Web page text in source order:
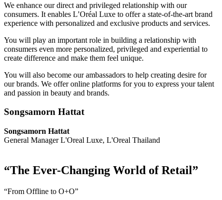
We enhance our direct and privileged relationship with our
consumers. It enables L’Oréal Luxe to offer a state-of-the-art brand
experience with personalized and exclusive products and services.
You will play an important role in building a relationship with
consumers even more personalized, privileged and experiential to
create difference and make them feel unique.
You will also become our ambassadors to help creating desire for
our brands. We offer online platforms for you to express your talent
and passion in beauty and brands.
Songsamorn Hattat
Songsamorn Hattat
General Manager L'Oreal Luxe, L'Oreal Thailand
“The Ever-Changing World of Retail”
“From Offline to O+O”​